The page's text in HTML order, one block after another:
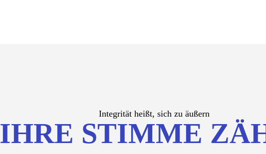
Integrität heißt, sich zu äußern
IHRE STIMME